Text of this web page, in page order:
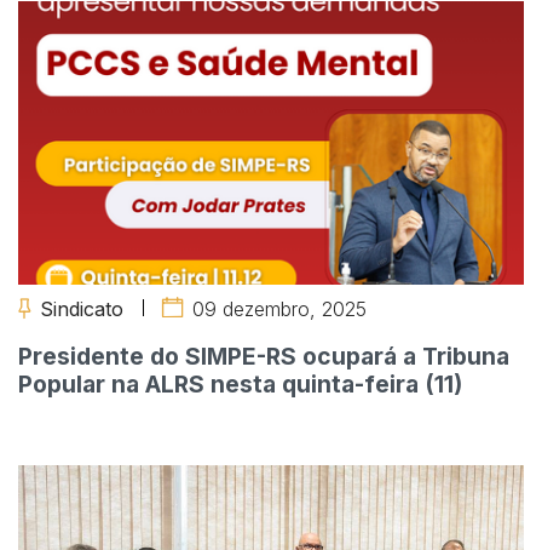
Sindicato 09 dezembro, 2025
Presidente do SIMPE-RS ocupará a Tribuna
Popular na ALRS nesta quinta-feira (11)